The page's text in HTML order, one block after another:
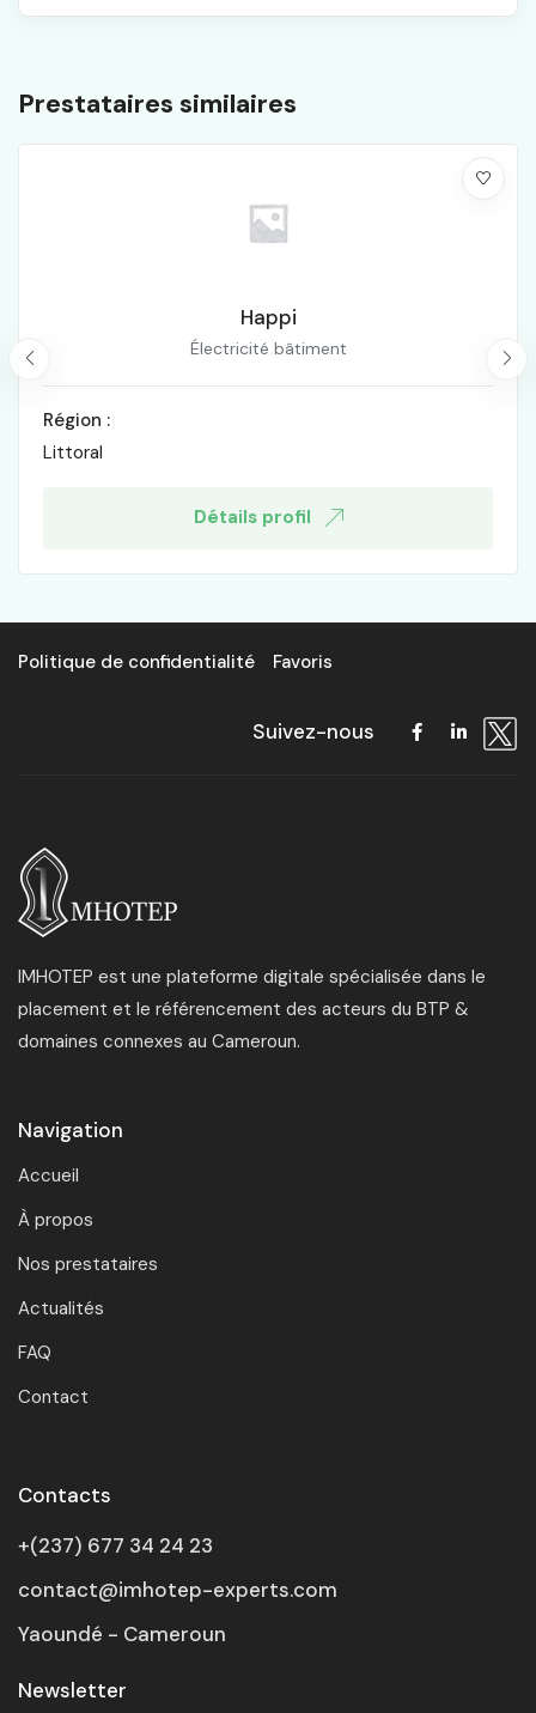
Prestataires similaires
Happi
Électricité bâtiment
Région :
Littoral
Détails profil
Politique de confidentialité Favoris
Suivez-nous
IMHOTEP est une plateforme digitale spécialisée dans le
placement et le référencement des acteurs du BTP &
domaines connexes au Cameroun.
Navigation
Accueil
À propos
Nos prestataires
Actualités
FAQ
Contact
Contacts
+(237) 677 34 24 23
contact@imhotep-experts.com
Yaoundé - Cameroun
Newsletter